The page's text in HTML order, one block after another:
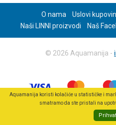
O nama
Uslovi
Naši LINNI proizvodi
Naš
© 2026 Aquamanija -
Aquamanija koristi kolačiće u statističke i
smatramo da ste pristali na